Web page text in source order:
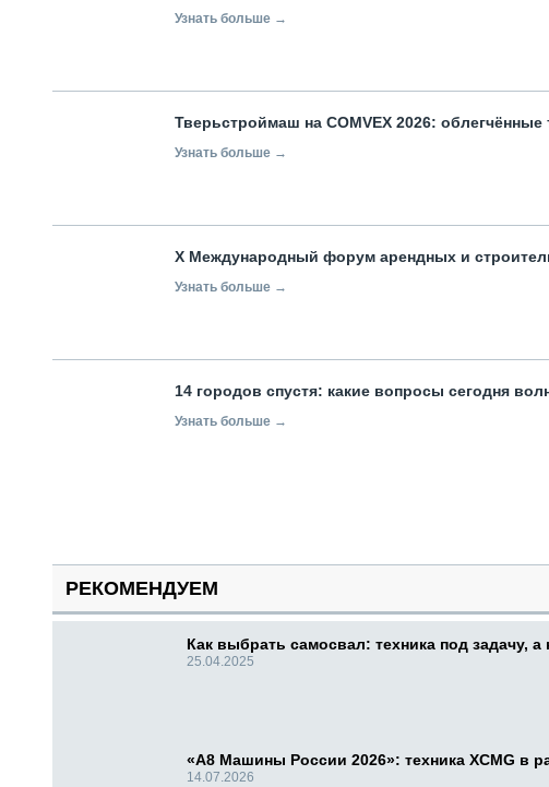
Узнать больше →
Тверьстроймаш на COMVEX 2026:
Узнать больше →
X Международный форум арендных и
Узнать больше →
14 городов спустя: какие вопросы сегодня
Узнать больше →
РЕКОМЕНДУЕМ
Как выбрать самосвал: техника под задачу, а
25.04.2025
«А8 Машины России 2026»: техника XCMG в
14.07.2026